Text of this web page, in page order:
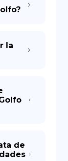
la
de